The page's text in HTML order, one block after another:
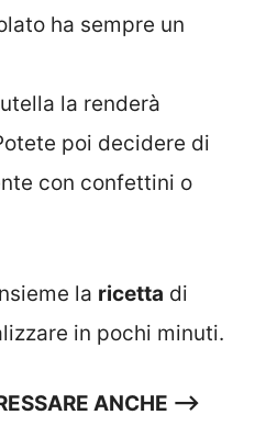
ha sempre un
la renderà
poi decidere di
con confettini o
la ricetta di
in pochi minuti.
ANCHE –>